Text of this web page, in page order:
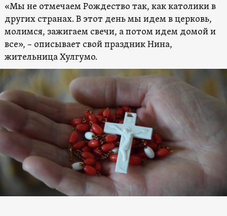
«Мы не отмечаем Рождество так, как католики в
других странах. В этот день мы идем в церковь,
молимся, зажигаем свечи, а потом идем домой и
все», – описывает свой праздник Нина,
жительница Хулгумо.